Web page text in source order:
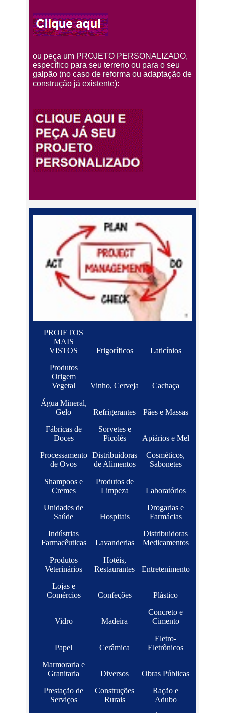
ou peça um PROJETO PERSONALIZADO,
específico para seu terreno ou para o seu
galpão (no caso de reforma ou adaptação de
construção já existente):
PROJETOS
MAIS
VISTOS
Frigoríficos
Laticínios
Produtos
Origem
Vegetal
Vinho, Cerveja
Cachaça
Água Mineral,
Gelo
Refrigerantes
Pães e Massas
Fábricas de
Doces
Sorvetes e
Picolés
Apiários e Mel
Processamento
de Ovos
Distribuidoras
de Alimentos
Cosméticos,
Sabonetes
Shampoos e
Cremes
Produtos de
Limpeza
Laboratórios
Unidades de
Saúde
Hospitais
Drogarias e
Farmácias
Indústrias
Farmacêuticas
Lavanderias
Distribuidoras
Medicamentos
Produtos
Veterinários
Hotéis,
Restaurantes
Entretenimento
Lojas e
Comércios
Confeções Plástico
Vidro Madeira
Concreto e
Cimento
Papel Cerâmica
Eletro-
Eletrônicos
Marmoraria e
Granitaria
Diversos
Obras Públicas
Prestação de
Serviços
Construções
Rurais
Ração e
Adubo